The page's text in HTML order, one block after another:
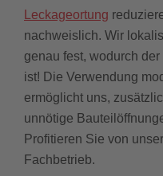
Leckageortung
nachweislich. Wir
genau fest, wodurch
ist! Die Verwendung
ermöglicht uns,
unnötige
Profitieren Sie von
Fachbetrieb.